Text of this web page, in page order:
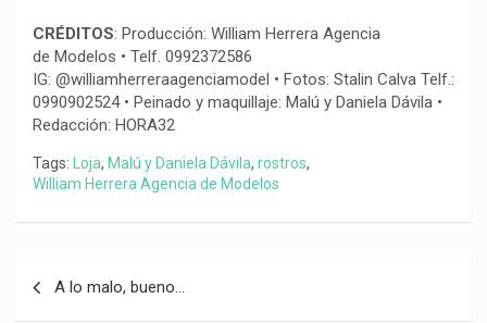
CRÉDITOS: Producción: William Herrera Agencia
de Modelos • Telf. 0992372586
IG: @williamherreraagenciamodel • Fotos: Stalin Calva Telf.:
0990902524 • Peinado y maquillaje: Malú y Daniela Dávila •
Redacción: HORA32
Tags: Loja, Malú y Daniela Dávila, rostros,
William Herrera Agencia de Modelos
A lo malo, bueno…